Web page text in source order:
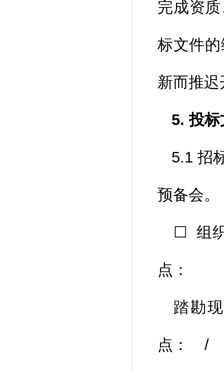
完成资
标文件
新而推
5. 投
5.1
预备会。
☐ 组
点：
踏勘
点： /